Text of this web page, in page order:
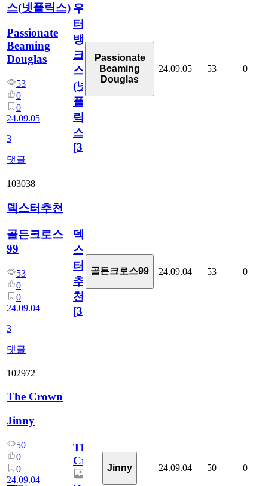
스(넷플릭스)
Passionate
Beaming
Douglas
53
0
0
24.09.05
3
댓글
우
터
뱅
크
스
(넷
플
릭
스)
[3]
Passionate
Beaming
Douglas
24.09.05 53 0
103038
덱스터추천
골든크로스
99
53
0
0
24.09.04
3
댓글
덱
스
터
추
천
[3]
골든크로스99 24.09.04 53 0
102972
The Crown
Jinny
50
0
0
24.09.04
The
Crown
Jinny 24.09.04 50 0